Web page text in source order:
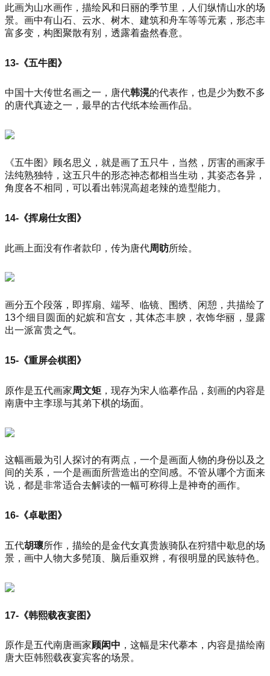
此画为山水画作，描绘风和日丽的季节里，人们纵情山水的场
景。画中有山石、云水、树木、建筑和舟车等等元素，形态丰
富多变，构图聚散有别，透露着盎然春意。
13-《五牛图》
中国十大传世名画之一，唐代韩滉的代表作，也是少为数不多
的唐代真迹之一，最早的古代纸本绘画作品。
《五牛图》顾名思义，就是画了五只牛，当然，厉害的画家手
法纯熟独特，这五只牛的形态神态都相当生动，其姿态各异，
角度各不相同，可以看出韩滉高超老辣的造型能力。
14-《挥扇仕女图》
此画上面没有作者款印，传为唐代周昉所绘。
画分五个段落，即挥扇、端琴、临镜、围绣、闲憩，共描绘了
13个细目圆面的妃嫔和宫女，其体态丰腴，衣饰华丽，显露
出一派富贵之气。
15-《重屏会棋图》
原作是五代画家周文矩 ，现存为宋人临摹作品，刻画的内容是
南唐中主李璟与其弟下棋的场面。
这幅画最为引人探讨的有两点，一个是画面人物的身份以及之
间的关系，一个是画面所营造出的空间感。不管从哪个方面来
说，都是非常适合去解读的一幅可称得上是神奇的画作。
16-《卓歇图》
五代胡瓌所作，描绘的是金代女真贵族骑队在狩猎中歇息的场
景，画中人物大多髡顶、脑后垂双辫，有很明显的民族特色。
17-《韩熙载夜宴图》
原作是五代南唐画家顾闳中 ，这幅是宋代摹本，内容是描绘南
唐大臣韩熙载夜宴宾客的场景。